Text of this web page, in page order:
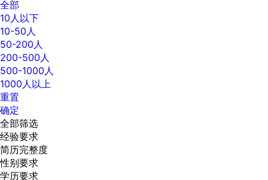
全部
10人以下
10-50人
50-200人
200-500人
500-1000人
1000人以上
重置
确定
全部筛选
经验要求
简历完整度
性别要求
学历要求